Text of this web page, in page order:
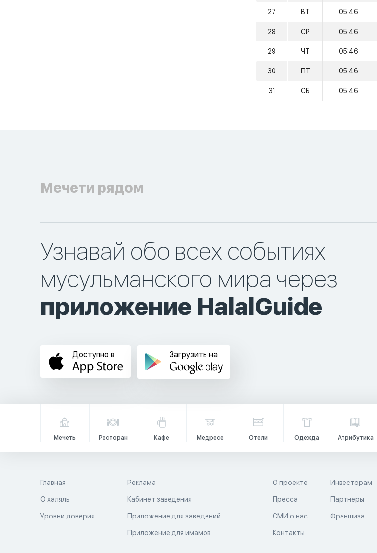
27 ВТ 05:46
28 СР 05:46
29 ЧТ 05:46
30 ПТ 05:46
31 СБ 05:46
Мечети рядом
Узнавай обо всех событиях
мусульманского мира через
приложение HalalGuide
Доступно в Загрузить на
Мечеть Ресторан Кафе Медресе Отели Одежда Атрибутика
Главная
О халяль
Уровни доверия
Реклама
Кабинет заведения
Приложение для заведений
Приложение для имамов
О проекте
Пресса
СМИ о нас
Контакты
Инвесторам
Партнеры
Франшиза